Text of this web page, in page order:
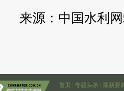
来源：中国水利网
首页 专题头条
最新要